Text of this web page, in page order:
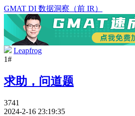
GMAT DI 数据洞察（前 IR）
Leapfrog
1#
求助，问道题
3741
2024-2-16 23:19:35